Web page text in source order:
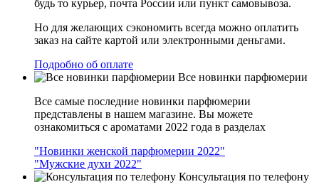
будь то курьер, почта России или пункт самовывоза.
Но для желающих сэкономить всегда можно оплатить
заказ на сайте картой или электронными деньгами.
Подробно об оплате
Все новинки парфюмерии
Все самые последние новинки парфюмерии
представлены в нашем магазине. Вы можете
ознакомиться с ароматами 2022 года в разделах
"Новинки женской парфюмерии 2022"
"Мужские духи 2022"
Консультация по телефону